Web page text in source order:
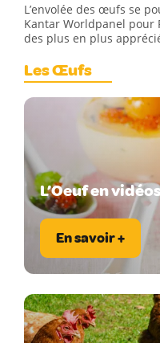
L’envolée des œufs se
Kantar Worldpanel pour
des plus en plus
Les Œufs
L’Oeuf en
En savoir +